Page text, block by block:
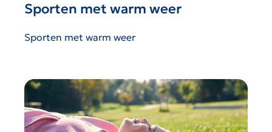
Sporten met warm weer
Sporten met warm weer